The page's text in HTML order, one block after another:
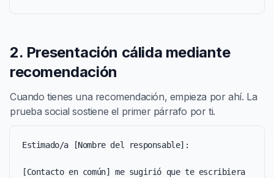
2. Presentación cálida mediante
recomendación
Cuando tienes una recomendación, empieza por ahí. La
prueba social sostiene el primer párrafo por ti.
Estimado/a [Nombre del responsable]:
[Contacto en común] me sugirió que te escribiera